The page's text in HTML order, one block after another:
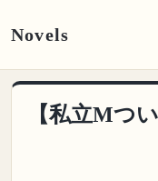
Novels
【私立Mつ